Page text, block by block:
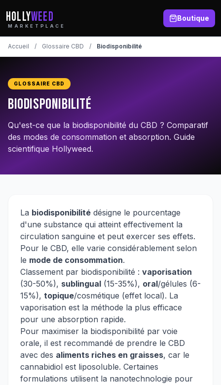
HOLLYWEED
MARKETPLACE
Boutique
Accueil / Glossaire CBD / Biodisponibilité
GLOSSAIRE CBD
Biodisponibilité
Qu'est-ce que la biodisponibilité du CBD ? Comparatif
des modes de consommation et absorption. Guide
scientifique Hollyweed.
La biodisponibilité désigne le pourcentage
d'une substance qui atteint effectivement la
circulation sanguine et peut exercer ses effets.
Pour le CBD, elle varie considérablement selon
le mode de consommation.
Classement par biodisponibilité : vaporisation
(30-50%), sublingual (15-35%), oral/gélules (6-
15%), topique/cosmétique (effet local). La
vaporisation est la méthode la plus efficace
pour une absorption rapide.
Pour maximiser la biodisponibilité par voie
orale, il est recommandé de prendre le CBD
avec des aliments riches en graisses, car le
cannabidiol est liposoluble. Certaines
formulations utilisent la nanotechnologie pour